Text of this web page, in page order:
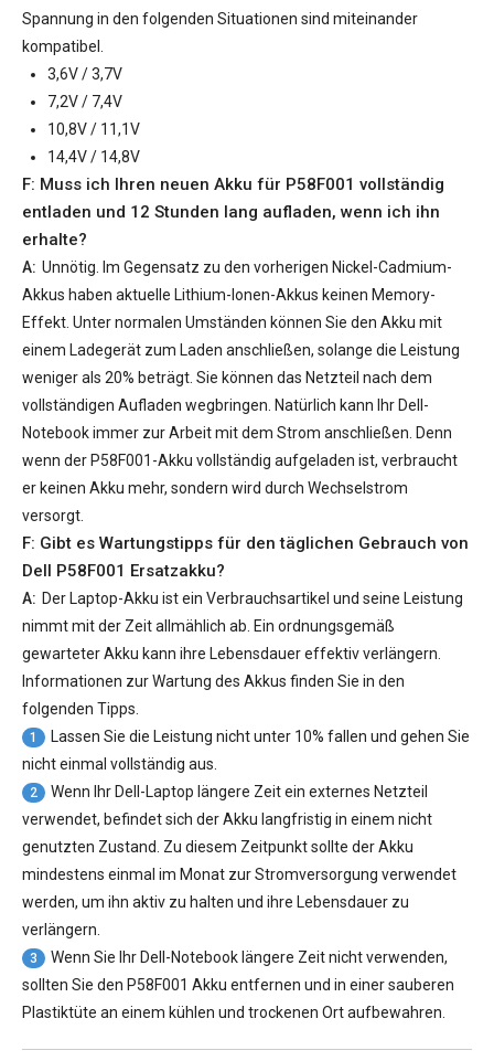
Spannung in den folgenden Situationen sind miteinander
kompatibel.
3,6V / 3,7V
7,2V / 7,4V
10,8V / 11,1V
14,4V / 14,8V
F: Muss ich Ihren neuen Akku für P58F001 vollständig
entladen und 12 Stunden lang aufladen, wenn ich ihn
erhalte?
A: Unnötig. Im Gegensatz zu den vorherigen Nickel-Cadmium-
Akkus haben aktuelle Lithium-Ionen-Akkus keinen Memory-
Effekt. Unter normalen Umständen können Sie den Akku mit
einem Ladegerät zum Laden anschließen, solange die Leistung
weniger als 20% beträgt. Sie können das Netzteil nach dem
vollständigen Aufladen wegbringen. Natürlich kann Ihr Dell-
Notebook immer zur Arbeit mit dem Strom anschließen. Denn
wenn der P58F001-Akku vollständig aufgeladen ist, verbraucht
er keinen Akku mehr, sondern wird durch Wechselstrom
versorgt.
F: Gibt es Wartungstipps für den täglichen Gebrauch von
Dell P58F001 Ersatzakku?
A: Der Laptop-Akku ist ein Verbrauchsartikel und seine Leistung
nimmt mit der Zeit allmählich ab. Ein ordnungsgemäß
gewarteter Akku kann ihre Lebensdauer effektiv verlängern.
Informationen zur Wartung des Akkus finden Sie in den
folgenden Tipps.
1
Lassen Sie die Leistung nicht unter 10% fallen und gehen Sie
nicht einmal vollständig aus.
2
Wenn Ihr Dell-Laptop längere Zeit ein externes Netzteil
verwendet, befindet sich der Akku langfristig in einem nicht
genutzten Zustand. Zu diesem Zeitpunkt sollte der Akku
mindestens einmal im Monat zur Stromversorgung verwendet
werden, um ihn aktiv zu halten und ihre Lebensdauer zu
verlängern.
3
Wenn Sie Ihr Dell-Notebook längere Zeit nicht verwenden,
sollten Sie den P58F001 Akku entfernen und in einer sauberen
Plastiktüte an einem kühlen und trockenen Ort aufbewahren.